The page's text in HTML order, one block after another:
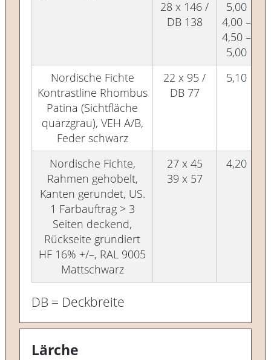
28 x 146 /
DB 138
5,00
4,00 –
4,50 –
5,00
Nordische Fichte
Kontrastline Rhombus
Patina (Sichtfläche
quarzgrau), VEH A/B,
Feder schwarz
22 x 95 /
DB 77
5,10
Nordische Fichte,
Rahmen gehobelt,
Kanten gerundet, US.
1 Farbauftrag > 3
Seiten deckend,
Rückseite grundiert
HF 16% +/–, RAL 9005
Mattschwarz
27 x 45
39 x 57
4,20
DB = Deckbreite
Lärche